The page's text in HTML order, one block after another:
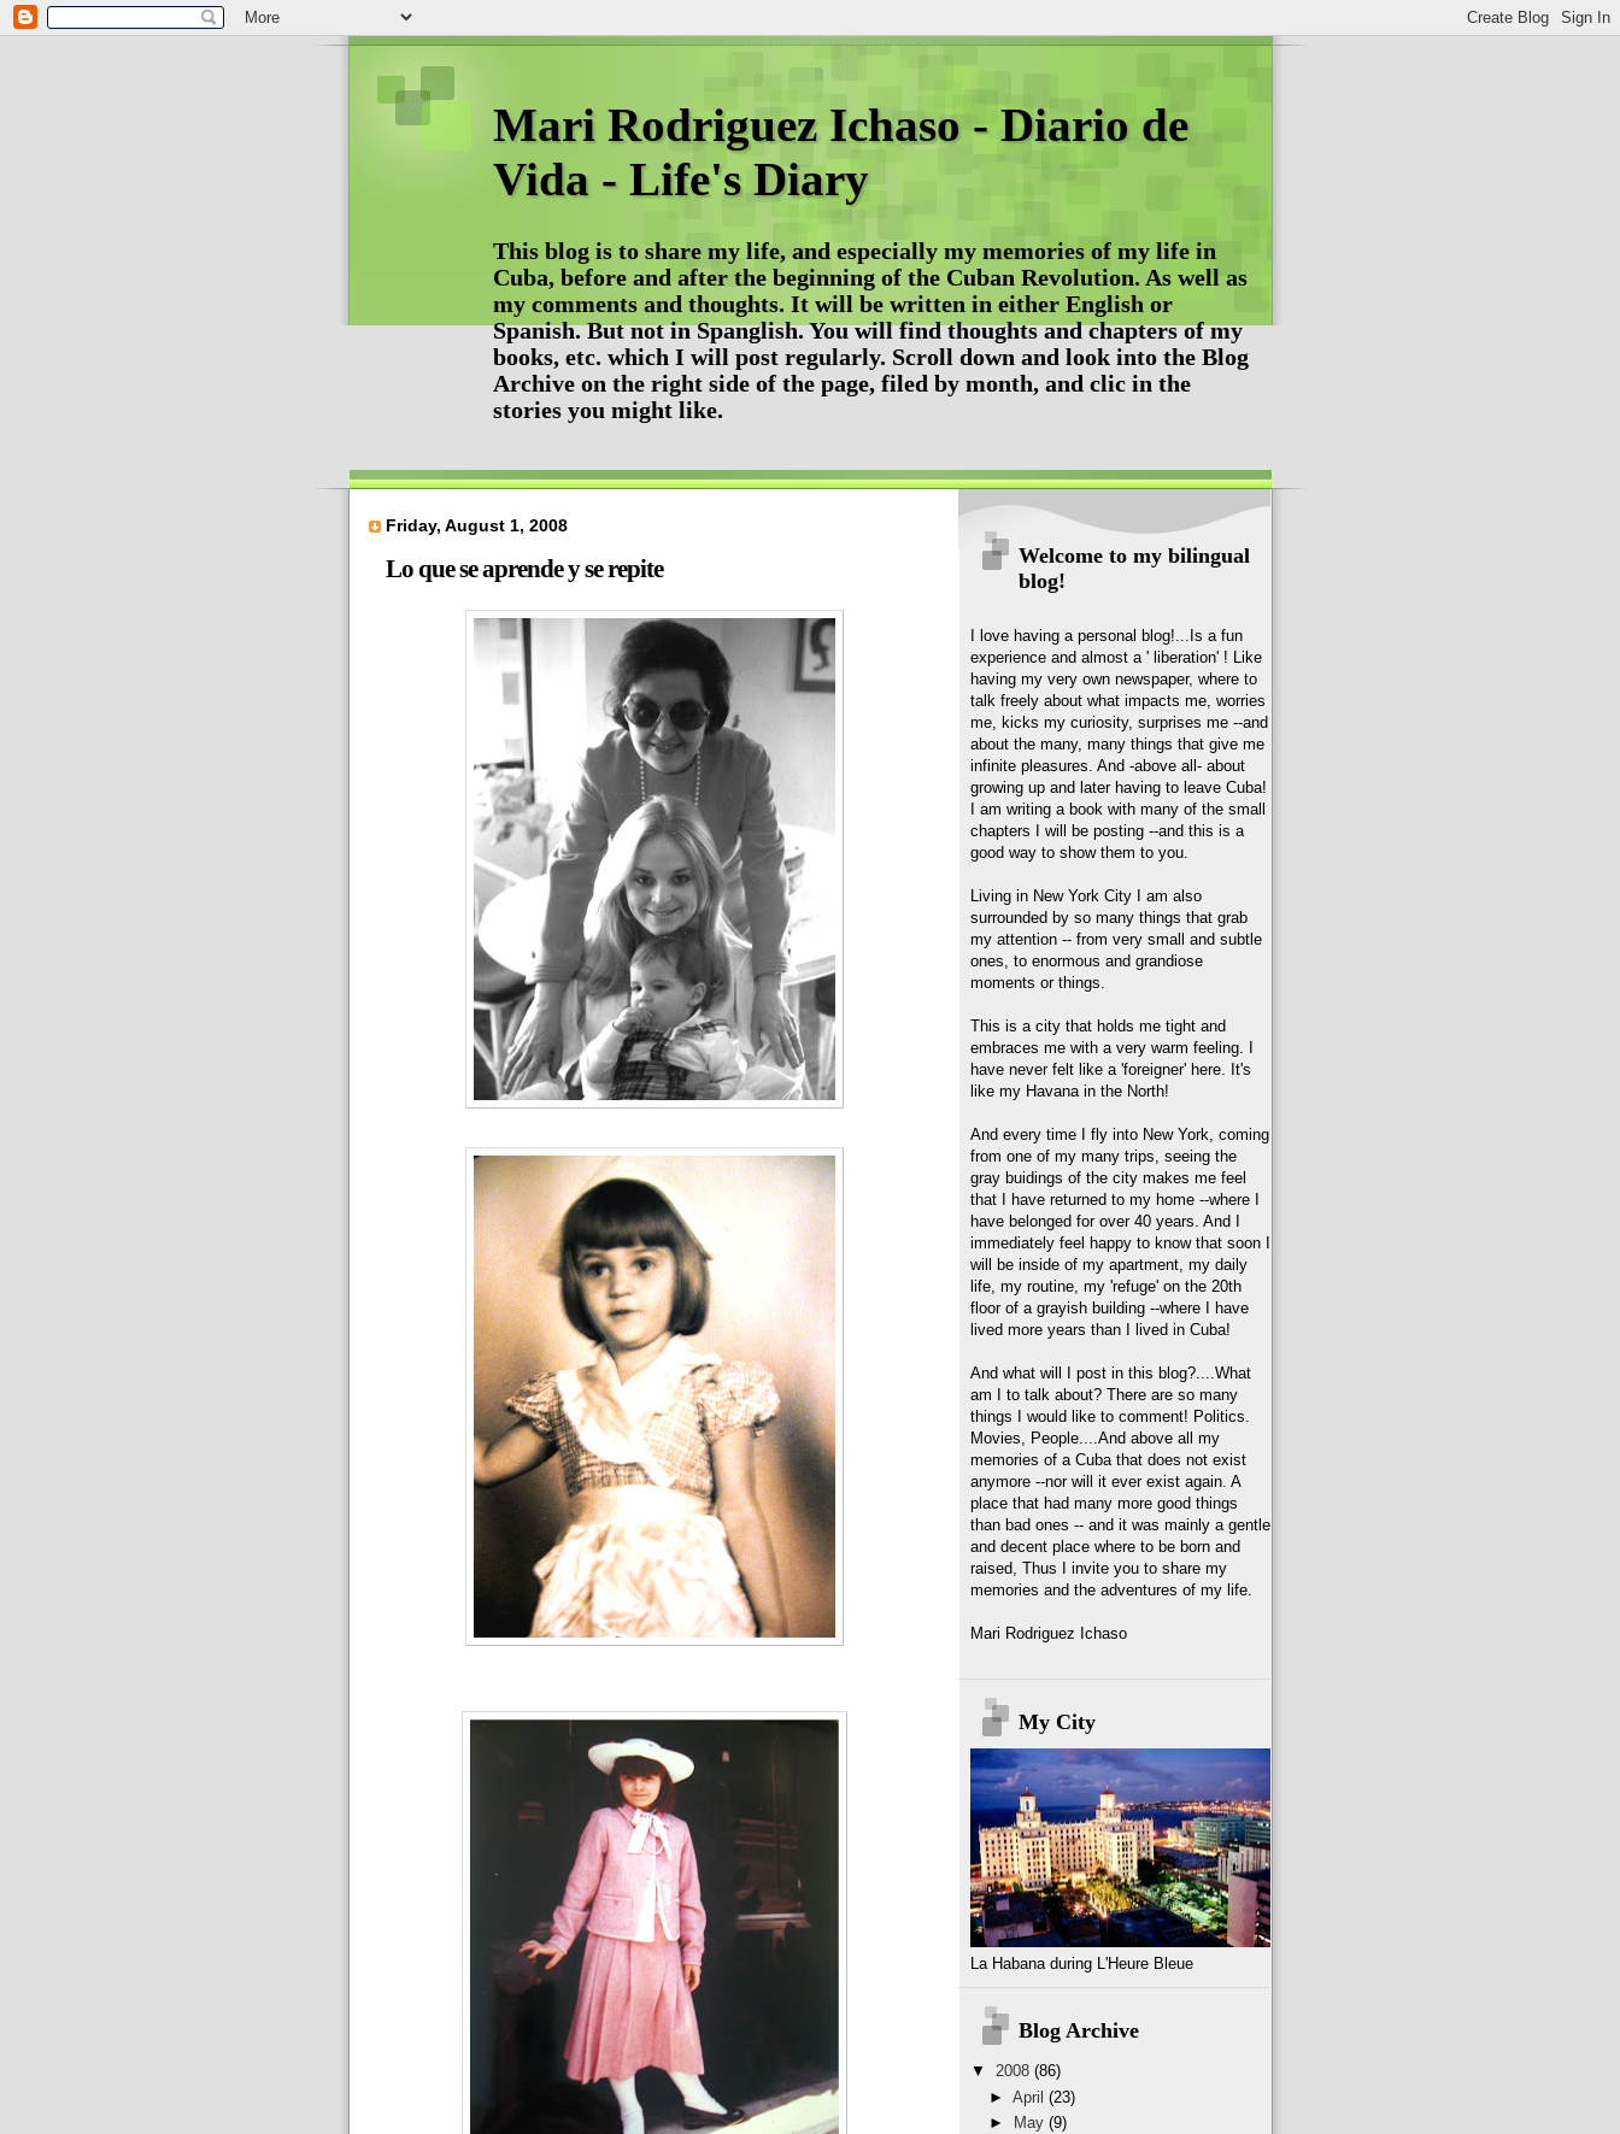
Mari Rodriguez Ichaso - Diario de
Vida - Life's Diary
This blog is to share my life, and especially my memories of my life in
Cuba, before and after the beginning of the Cuban Revolution. As well as
my comments and thoughts. It will be written in either English or
Spanish. But not in Spanglish. You will find thoughts and chapters of my
books, etc. which I will post regularly. Scroll down and look into the Blog
Archive on the right side of the page, filed by month, and clic in the
stories you might like.
Friday, August 1, 2008
Lo que se aprende y se repite
Welcome to my bilingual
blog!
I love having a personal blog!...Is a fun
experience and almost a ' liberation' ! Like
having my very own newspaper, where to
talk freely about what impacts me, worries
me, kicks my curiosity, surprises me --and
about the many, many things that give me
infinite pleasures. And -above all- about
growing up and later having to leave Cuba!
I am writing a book with many of the small
chapters I will be posting --and this is a
good way to show them to you.
Living in New York City I am also
surrounded by so many things that grab
my attention -- from very small and subtle
ones, to enormous and grandiose
moments or things.
This is a city that holds me tight and
embraces me with a very warm feeling. I
have never felt like a 'foreigner' here. It's
like my Havana in the North!
And every time I fly into New York, coming
from one of my many trips, seeing the
gray buidings of the city makes me feel
that I have returned to my home --where I
have belonged for over 40 years. And I
immediately feel happy to know that soon I
will be inside of my apartment, my daily
life, my routine, my 'refuge' on the 20th
floor of a grayish building --where I have
lived more years than I lived in Cuba!
And what will I post in this blog?....What
am I to talk about? There are so many
things I would like to comment! Politics.
Movies, People....And above all my
memories of a Cuba that does not exist
anymore --nor will it ever exist again. A
place that had many more good things
than bad ones -- and it was mainly a gentle
and decent place where to be born and
raised, Thus I invite you to share my
memories and the adventures of my life.
Mari Rodriguez Ichaso
My City
La Habana during L'Heure Bleue
Blog Archive
▼ 2008 (86)
► April (23)
►
May (9)